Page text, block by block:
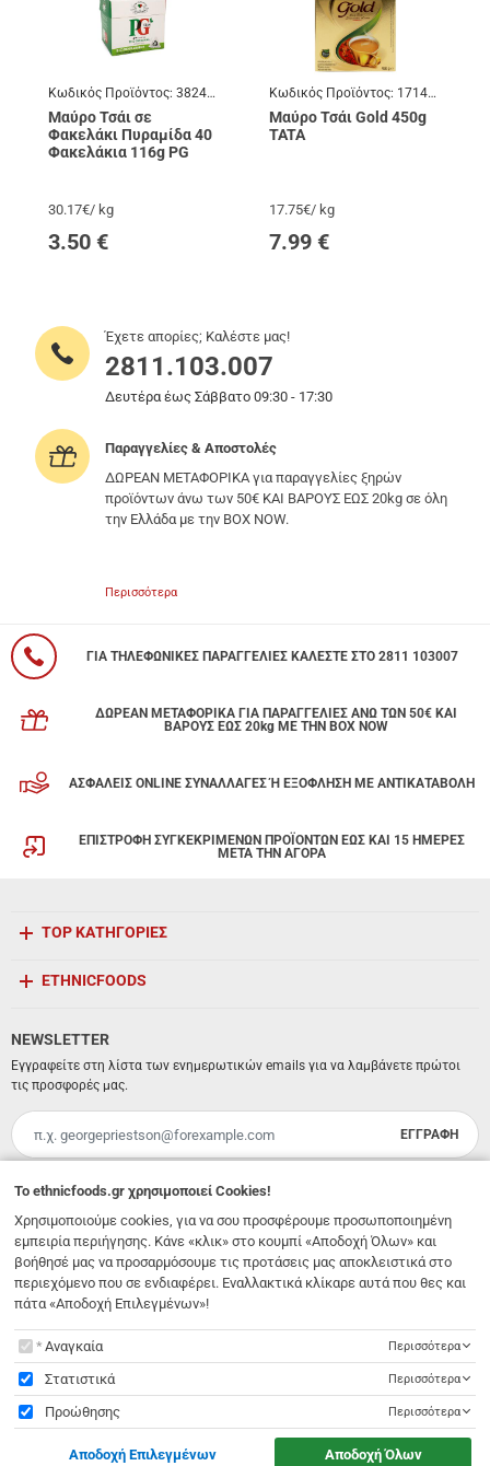
Κωδικός Προϊόντος:382400
Μαύρο Τσάι σε
Φακελάκι Πυραμίδα 40
Φακελάκια 116g PG
30.17€/ kg
3.50€
Κωδικός Προϊόντος: 171404
Μαύρο Τσάι Gold 450g
TATA
17.75€/ kg
7.99 €
Έχετε απορίες; Καλέστε μας!
2811.103.007
Δευτέρα έως Σάββατο 09:30 - 17:30
Παραγγελίες & Αποστολές
ΔΩΡΕΑΝ ΜΕΤΑΦΟΡΙΚΑ για παραγγελίες ξηρών
προϊόντων άνω των 50€ ΚΑΙ ΒΑΡΟΥΣ ΕΩΣ 20kg σε όλη
την Ελλάδα με την BOX NOW.
Περισσότερα
ΓΙΑ ΤΗΛΕΦΩΝΙΚΕΣ ΠΑΡΑΓΓΕΛΙΕΣ ΚΑΛΕΣΤΕ ΣΤΟ 2811 103007
ΔΩΡΕΑΝ ΜΕΤΑΦΟΡΙΚΑ ΓΙΑ ΠΑΡΑΓΓΕΛΙΕΣ ΑΝΩ ΤΩΝ 50€ ΚΑΙ
ΒΑΡΟΥΣ ΕΩΣ 20kg ΜΕ ΤΗΝ BOX NOW
ΑΣΦΑΛΕΙΣ ONLINE ΣΥΝΑΛΛΑΓΕΣ Ή ΕΞΟΦΛΗΣΗ ΜΕ ΑΝΤΙΚΑΤΑΒΟΛΗ
ΕΠΙΣΤΡΟΦΗ ΣΥΓΚΕΚΡΙΜΕΝΩΝ ΠΡΟΪΟΝΤΩΝ ΕΩΣ ΚΑΙ 15 ΗΜΕΡΕΣ
ΜΕΤΑ ΤΗΝ ΑΓΟΡΑ
Λ. 62 Μαρτύρων 231,Ηράκλειο Κρήτης, Νότιο Αιγαίο,Τ.Κ. 71303 Ελλάδα
info@ethnicfoods.gr 2811.103.007
Ωράριο φυσικού καταστήματος: Δευτέρα, Τρίτη, Τετάρτη & Σάββατο 09:30 - 18:00, Πέμπτη,
Παρασκευή 09:30 - 21:00
TOP ΚΑΤΗΓΟΡΙΕΣ
ETHNICFOODS
NEWSLETTER
Εγγραφείτε στη λίστα των ενημερωτικών emails για να λαμβάνετε πρώτοι
τις προσφορές μας.
Email
ΕΓΓΡΑΦΗ
Έχω διαβάσει κι αποδέχομαι τουςόρους χρήσης
. All rights reserved
To ethnicfoods.gr χρησιμοποιεί Cookies!
Χρησιμοποιούμε cookies, για να σου προσφέρουμε προσωποποιημένη
εμπειρία περιήγησης. Κάνε «κλικ» στο κουμπί «Αποδοχή Όλων» και
βοήθησέ μας να προσαρμόσουμε τις προτάσεις μας αποκλειστικά στο
περιεχόμενο που σε ενδιαφέρει. Εναλλακτικά κλίκαρε αυτά που θες και
πάτα «Αποδοχή Επιλεγμένων»!
Toethnicfoods.gr χρησιμοποιεί Cookies!
Αναγκαία Περισσότερα
Στατιστικά Περισσότερα
Προώθησης Περισσότερα
Αποδοχή Επιλεγμένων Αποδοχή Όλων